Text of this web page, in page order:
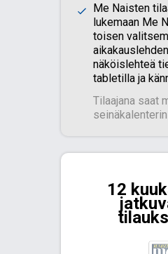
Me Naisten
lukemaan Me
toisen
näköislehteä
tabletilla ja
Tilaajana saat
seinäkalenterin​
12